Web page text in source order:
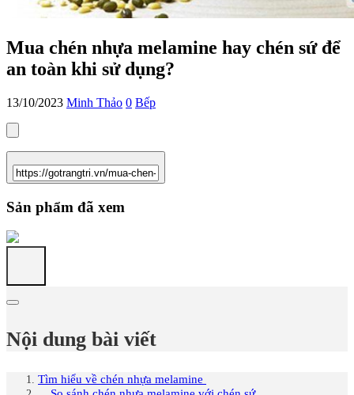
Mua chén nhựa melamine hay chén sứ để
an toàn khi sử dụng?
13/10/2023 Minh Thảo 0 Bếp
Sản phẩm đã xem
Nội dung bài viết
Tìm hiểu về chén nhựa melamine